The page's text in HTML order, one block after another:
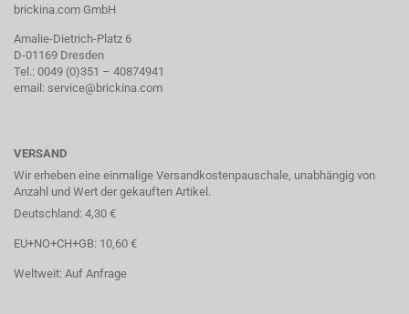
brickina.com GmbH
Amalie-Dietrich-Platz 6
D-01169 Dresden
Tel.: 0049 (0)351 – 40874941
email: service@brickina.com
VERSAND
Wir erheben eine einmalige Versandkostenpauschale, unabhängig von
Anzahl und Wert der gekauften Artikel.
Deutschland: 4,30 €
EU+NO+CH+GB: 10,60 €
Weltweit: Auf Anfrage